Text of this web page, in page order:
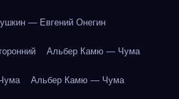
— Евгений Онегин
Альбер Камю — Чума
Альбер Камю — Чума